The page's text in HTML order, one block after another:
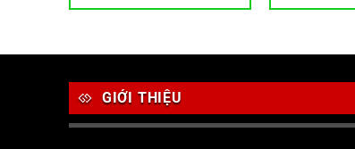
GIỚI THIỆU